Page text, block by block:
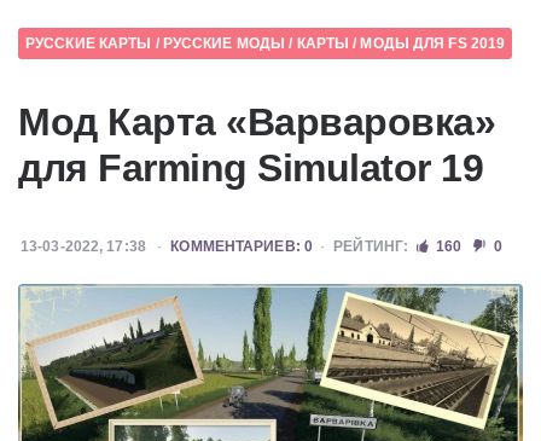
РУССКИЕ КАРТЫ / РУССКИЕ МОДЫ / КАРТЫ / МОДЫ ДЛЯ FS 2019
Мод Карта «Варваровка»
для Farming Simulator 19
13-03-2022, 17:38 КОММЕНТАРИЕВ: 0 РЕЙТИНГ: 160 0